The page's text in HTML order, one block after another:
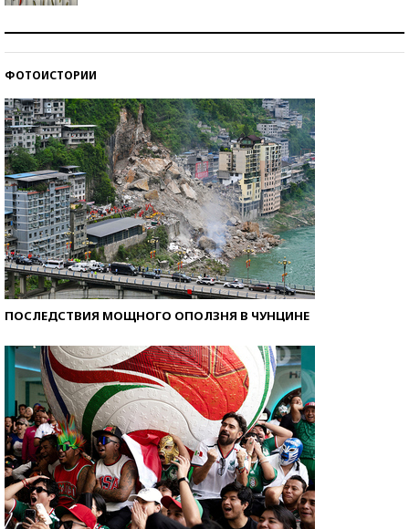
ФОТОИСТОРИИ
ПОСЛЕДСТВИЯ МОЩНОГО ОПОЛЗНЯ В ЧУНЦИНЕ